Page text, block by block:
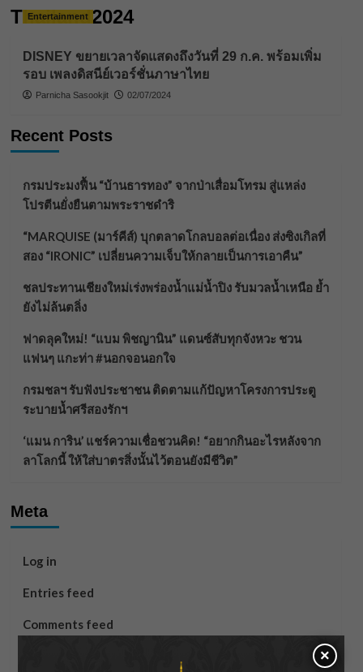
Thailand2024
Entertainment
DISNEY ขยายเวลาจัดแสดงถึงวันที่ 29 ก.ค. พร้อมเพิ่ม
รอบ เพลงดิสนีย์เวอร์ชั่นภาษาไทย
Parnicha Sasookjit 02/07/2024
Recent Posts
กรมประมงฟื้น “บ้านธารทอง” จากป่าเสื่อมโทรม สู่แหล่ง
โปรตีนยั่งยืนตามพระราชดำริ
“MARQUISE (มาร์คีส์) บุกตลาดโกลบอลต่อเนื่อง ส่งซิงเกิลที่
สอง “IRONIC” เปลี่ยนความเจ็บให้กลายเป็นการเอาคืน”
ชลประทานเชียงใหม่เร่งพร่องน้ำแม่น้ำปิง รับมวลน้ำเหนือ ย้ำ
ยังไม่ล้นตลิ่ง
ฟาดลุคใหม่! “แบม พิชญานิน” แดนซ์สับทุกจังหวะ ชวน
แฟนๆ แกะท่า #นอกจอนอกใจ
กรมชลฯ รับฟังประชาชน ติดตามแก้ปัญหาโครงการประตู
ระบายน้ำศรีสองรักฯ
‘แมน การิน’ แชร์ความเชื่อชวนคิด! “อยากกินอะไรหลังจาก
ลาโลกนี้ ให้ใส่บาตรสิ่งนั้นไว้ตอนยังมีชีวิต”
Meta
Log in
Entries feed
Comments feed
×